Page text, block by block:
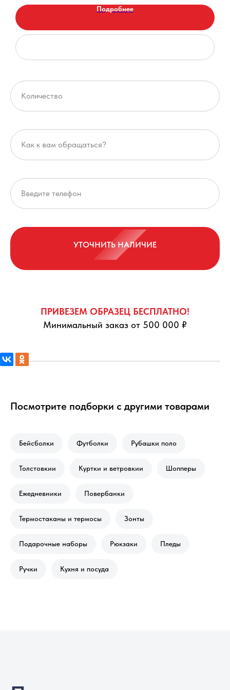
Подробнее
УТОЧНИТЬ НАЛИЧИЕ
ПРИВЕЗЕМ ОБРАЗЕЦ БЕСПЛАТНО!
Минимальный заказ от 500 000 ₽
Посмотрите подборки с другими товарами
Бейсболки Футболки Рубашки поло
Толстовкии Куртки и ветровкии Шопперы
Ежедневники Повербанки
Термостаканы и термосы Зонты
Подарочные наборы Рюкзаки Пледы
Ручки Кухня и посуда